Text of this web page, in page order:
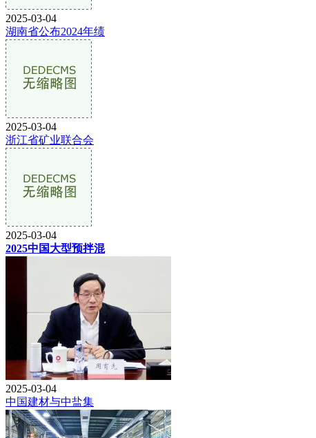
2025-03-04
湖南省公布2024年绩
2025-03-04
浙江省矿业联合会
2025-03-04
2025中国大型预拌混
2025-03-04
中国建材与中盐集